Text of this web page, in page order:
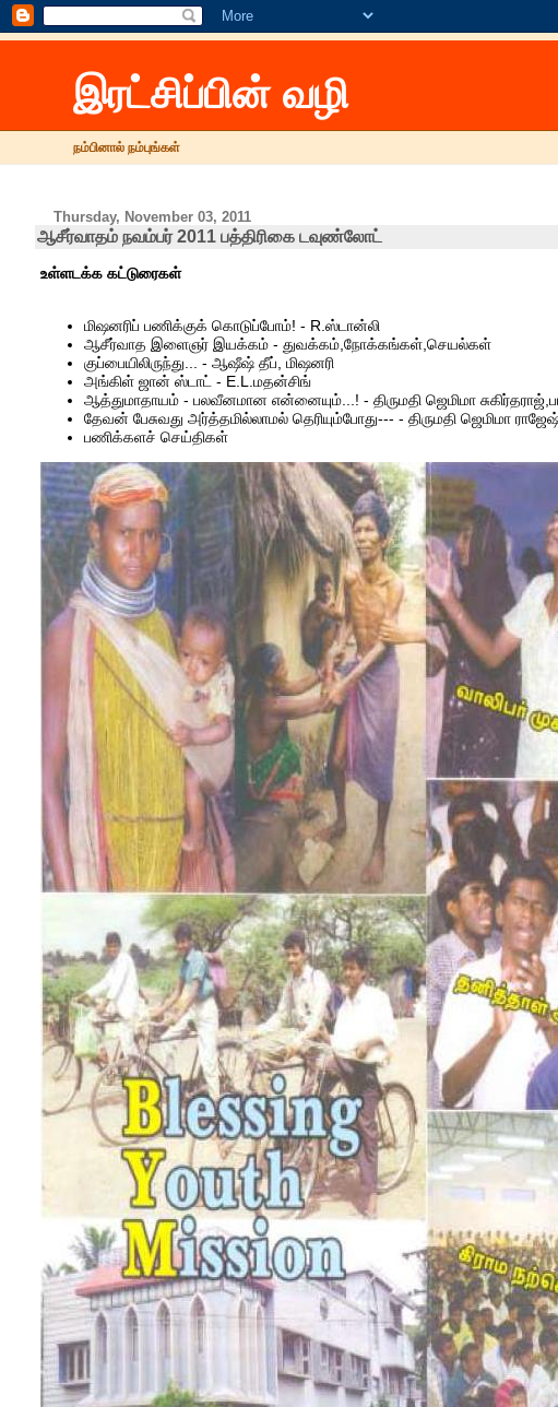
இரட்சிப்பின் வழி
நம்பினால் நம்புங்கள்
Thursday, November 03, 2011
ஆசீர்வாதம் நவம்பர் 2011 பத்திரிகை டவுண்லோட்
உள்ளடக்க கட்டுரைகள்
மிஷனரிப் பணிக்குக் கொடுப்போம்! - R.ஸ்டான்லி
ஆசீர்வாத இளைஞர் இயக்கம் - துவக்கம்,நோக்கங்கள்,செயல்கள்
குப்பையிலிருந்து... - ஆஷீஷ் தீப், மிஷனரி
அங்கிள் ஜான் ஸ்டாட் - E.L.மதன்சிங்
ஆத்துமாதாயம் - பலவீனமான என்னையும்...! - திருமதி ஜெமிமா
தேவன் பேசுவது அர்த்தமில்லாமல் தெரியும்போது--- - திருமதி ஜெமிமா
பணிக்களச் செய்திகள்